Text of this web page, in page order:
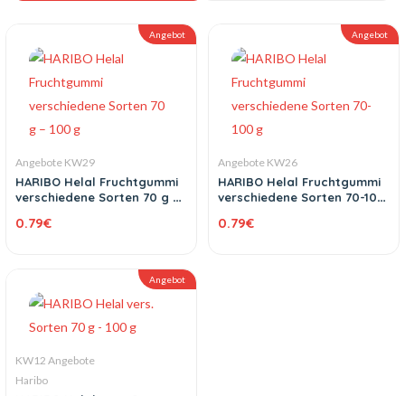
Angebot
Angebote KW29
HARIBO Helal Fruchtgummi
verschiedene Sorten 70 g –
0.79€
Angebot
Angebote KW26
HARIBO Helal Fruchtgummi
verschiedene Sorten 70-100
0.79€
Angebot
KW12 Angebote
Haribo